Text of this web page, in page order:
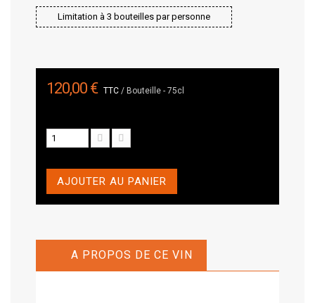
Limitation à 3 bouteilles par personne
120,00 € TTC/ Bouteille - 75cl
AJOUTER AU PANIER
A PROPOS DE CE VIN